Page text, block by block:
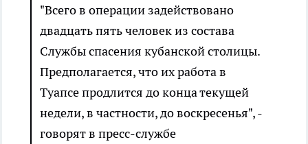
"Всего в операции задействовано
двадцать пять человек из состава
Службы спасения кубанской столицы.
Предполагается, что их работа в
Туапсе продлится до конца текущей
недели, в частности, до воскресенья", -
говорят в пресс-службе